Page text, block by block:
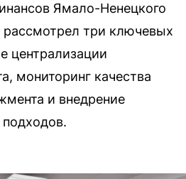
Ямало-Ненецкого
рассмотрел три ключевых
централизации
мониторинг качества
и внедрение